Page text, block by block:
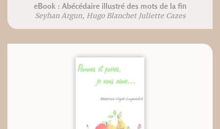
eBook : Abécédaire illustré des mots de la fin
Seyhan Argun, Hugo Blanchet Juliette Cazes